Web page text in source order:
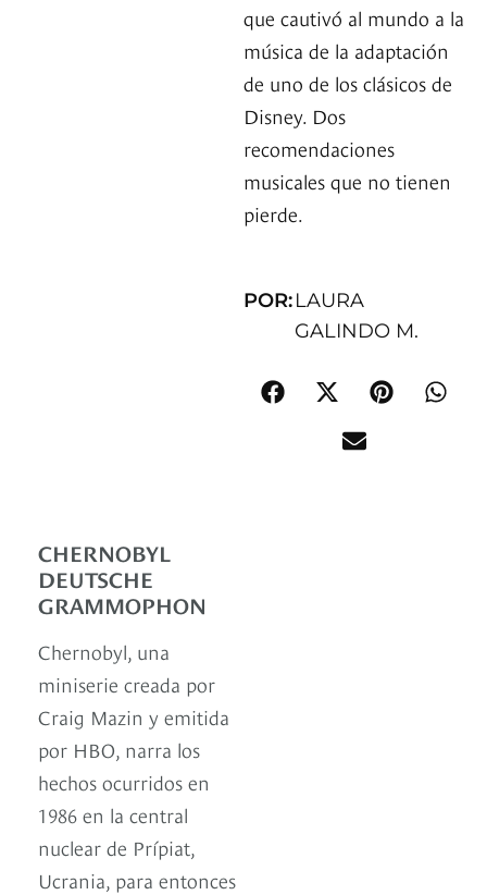
que cautivó al mundo a la
música de la adaptación
de uno de los clásicos de
Disney. Dos
recomendaciones
musicales que no tienen
pierde.
POR:LAURA
GALINDO M.
CHERNOBYL
DEUTSCHE
GRAMMOPHON
Chernobyl, una
miniserie creada por
Craig Mazin y emitida
por HBO, narra los
hechos ocurridos en
1986 en la central
nuclear de Prípiat,
Ucrania, para entonces